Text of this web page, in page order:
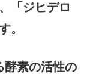
「ジヒデロ
。
酵素の活性の